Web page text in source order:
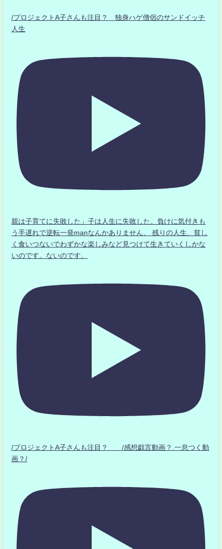
/プロジェクトA子さんも注目？ 独身ハゲ僧侶のサンドイッチ
人生
親は子育てに失敗した」子は人生に失敗した。負けに気付きも
う手遅れで逆転一発manなんかありません、 残りの人生、貧し
く食いつないでわずかな楽しみなど見つけて生きていくしかな
いのです。ないのです。
/プロジェクトA子さんも注目？ /感想戯言動画？.一息つく動
画？/